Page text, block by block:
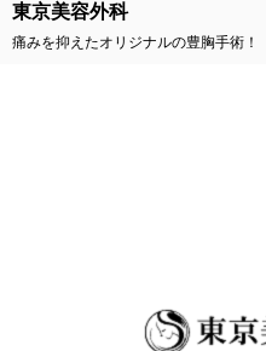
東京美容外科
痛みを抑えたオリジナルの豊胸手術！